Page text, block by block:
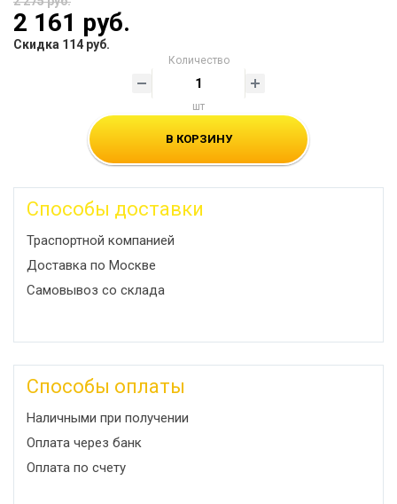
2 161 руб.
Скидка 114 руб.
Количество
шт
В КОРЗИНУ
Способы доставки
Траспортной компанией
Доставка по Москве
Самовывоз со склада
Способы оплаты
Наличными при получении
Оплата через банк
Оплата по счету